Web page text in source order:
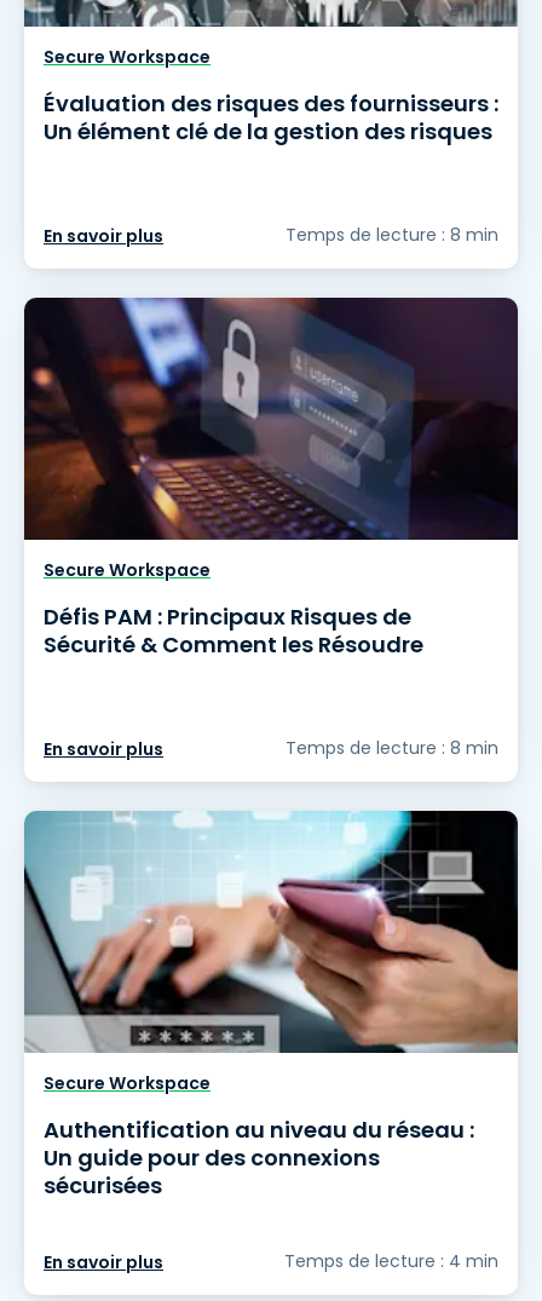
Secure Workspace
Évaluation des risques des fournisseurs :
Un élément clé de la gestion des risques
En savoir plus Temps de lecture : 8 min
Secure Workspace
Défis PAM : Principaux Risques de
Sécurité & Comment les Résoudre
En savoir plus Temps de lecture : 8 min
Secure Workspace
Authentification au niveau du réseau :
Un guide pour des connexions
sécurisées
En savoir plus Temps de lecture : 4 min